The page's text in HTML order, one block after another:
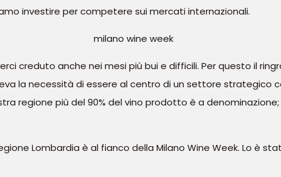
investire per competere sui mercati internazionali.
creduto anche nei mesi più bui e difficili. Per questo il
la necessità di essere al centro di un settore
regione più del 90% del vino prodotto è a
Lombardia è al fianco della Milano Wine Week. Lo è